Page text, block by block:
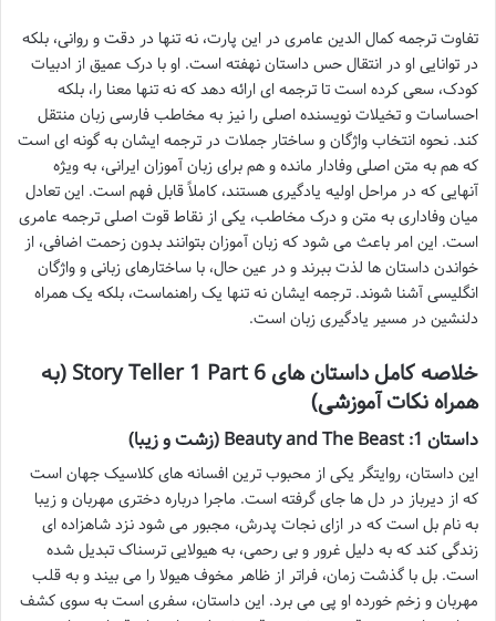
تفاوت ترجمه کمال الدین عامری در این پارت، نه تنها در دقت و روانی، بلکه
در توانایی او در انتقال حس داستان نهفته است. او با درک عمیق از ادبیات
کودک، سعی کرده است تا ترجمه ای ارائه دهد که نه تنها معنا را، بلکه
احساسات و تخیلات نویسنده اصلی را نیز به مخاطب فارسی زبان منتقل
کند. نحوه انتخاب واژگان و ساختار جملات در ترجمه ایشان به گونه ای است
که هم به متن اصلی وفادار مانده و هم برای زبان آموزان ایرانی، به ویژه
آنهایی که در مراحل اولیه یادگیری هستند، کاملاً قابل فهم است. این تعادل
میان وفاداری به متن و درک مخاطب، یکی از نقاط قوت اصلی ترجمه عامری
است. این امر باعث می شود که زبان آموزان بتوانند بدون زحمت اضافی، از
خواندن داستان ها لذت ببرند و در عین حال، با ساختارهای زبانی و واژگان
انگلیسی آشنا شوند. ترجمه ایشان نه تنها یک راهنماست، بلکه یک همراه
دلنشین در مسیر یادگیری زبان است.
خلاصه کامل داستان های Story Teller 1 Part 6 (به
همراه نکات آموزشی)
داستان 1: Beauty and The Beast (زشت و زیبا)
این داستان، روایتگر یکی از محبوب ترین افسانه های کلاسیک جهان است
که از دیرباز در دل ها جای گرفته است. ماجرا درباره دختری مهربان و زیبا
به نام بل است که در ازای نجات پدرش، مجبور می شود نزد شاهزاده ای
زندگی کند که به دلیل غرور و بی رحمی، به هیولایی ترسناک تبدیل شده
است. بل با گذشت زمان، فراتر از ظاهر مخوف هیولا را می بیند و به قلب
مهربان و زخم خورده او پی می برد. این داستان، سفری است به سوی کشف